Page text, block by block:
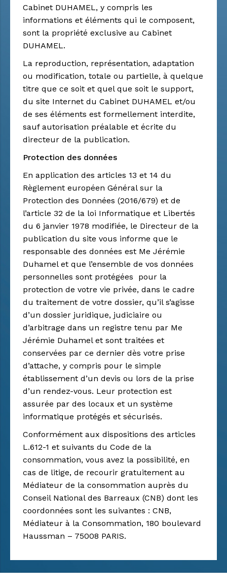
Cabinet DUHAMEL, y compris les
informations et éléments qui le composent,
sont la propriété exclusive au Cabinet
DUHAMEL.
La reproduction, représentation, adaptation
ou modification, totale ou partielle, à quelque
titre que ce soit et quel que soit le support,
du site Internet du Cabinet DUHAMEL et/ou
de ses éléments est formellement interdite,
sauf autorisation préalable et écrite du
directeur de la publication.
Protection des données
En application des articles 13 et 14 du
Règlement européen Général sur la
Protection des Données (2016/679) et de
l’article 32 de la loi Informatique et Libertés
du 6 janvier 1978 modifiée, le Directeur de la
publication du site vous informe que le
responsable des données est Me Jérémie
Duhamel et que l’ensemble de vos données
personnelles sont protégées pour la
protection de votre vie privée, dans le cadre
du traitement de votre dossier, qu’il s’agisse
d’un dossier juridique, judiciaire ou
d’arbitrage dans un registre tenu par Me
Jérémie Duhamel et sont traitées et
conservées par ce dernier dès votre prise
d’attache, y compris pour le simple
établissement d’un devis ou lors de la prise
d’un rendez-vous. Leur protection est
assurée par des locaux et un système
informatique protégés et sécurisés.
Conformément aux dispositions des articles
L.612-1 et suivants du Code de la
consommation, vous avez la possibilité, en
cas de litige, de recourir gratuitement au
Médiateur de la consommation auprès du
Conseil National des Barreaux (CNB) dont les
coordonnées sont les suivantes : CNB,
Médiateur à la Consommation, 180 boulevard
Haussman – 75008 PARIS.